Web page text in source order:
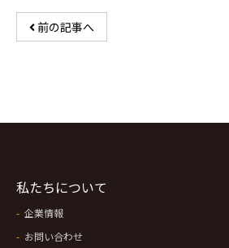
前の記事へ
私たちについて
企業情報
お問い合わせ